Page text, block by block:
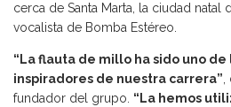
cerca de Santa Marta, la ciudad natal
vocalista de Bomba Estéreo.
“La flauta de millo ha sido uno
inspiradores de nuestra carrera”
fundador del grupo. “La hemos